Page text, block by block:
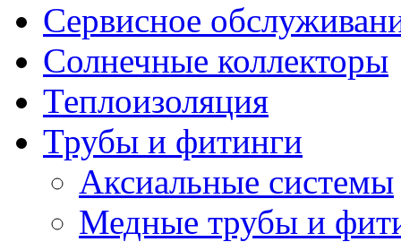
Сервисное
Солнечные коллекторы
Теплоизоляция
Трубы и фитинги
Аксиальные системы
Медные трубы и